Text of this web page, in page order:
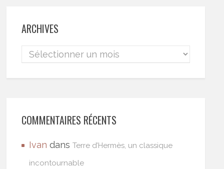
ARCHIVES
COMMENTAIRES RÉCENTS
Ivan dansTerre d’Hermès, un classique
incontournable